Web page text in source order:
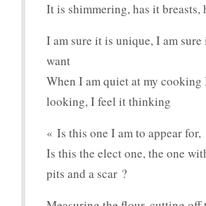
It is shimmering, has it breasts,
I am sure it is unique, I am
want
When I am quiet at my
looking, I feel it thinking
« Is this one I am to appear for,
Is this the elect one, the one
pits and a scar ?